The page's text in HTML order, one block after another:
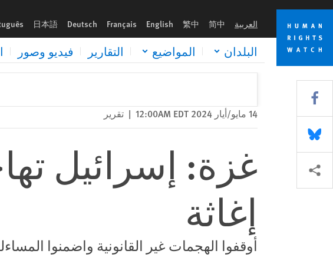
Skip
cookie
privacy
notice
Skip
main
content
العربية 简中
繁中
English
Français
Deutsch
日本語
البلدان المواضيع التقارير فيديو وصور
14 مايو/أيار 2024 12:00AM EDT | تقرير
غزة: إسرائيل
إغاثة
أوقفوا الهجمات غير القانونية واضمنوا
Share this via Facebook
Share this via Bluesky
Share this via مشاركة